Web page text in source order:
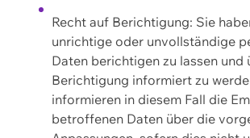
Recht auf Berichtigung: Sie
unrichtige oder unvollständige
Daten berichtigen zu lassen und
Berichtigung informiert zu
informieren in diesem Fall die
betroffenen Daten über die